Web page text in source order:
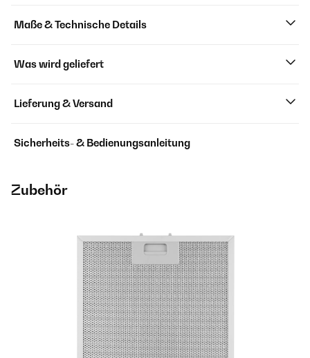
Maße & Technische Details
Was wird geliefert
Lieferung & Versand
Sicherheits- & Bedienungsanleitung
Zubehör